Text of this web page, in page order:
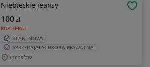
Niebieskie jeansy
KUP TERAZ
100zł
STAN: NOWY
SPRZEDAJĄCY: OSOBA PRYWATNA
Jarosław